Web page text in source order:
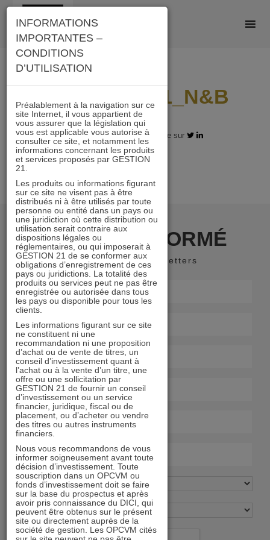
Skip
content
Laurent_5711_N&B
06.09.2018 - Partagez l'article sur
RESTER INFORMÉ
Recevoir nos newsletters
INFORMATIONS
IMPORTANTES –
CONDITIONS
D’UTILISATION
Préalablement à la navigation sur ce
site Internet, il vous appartient de
vous assurer que la législation qui
vous est applicable vous autorise à
consulter ce site, et notamment les
informations concernant les produits
et services proposés par GESTION
21.
Les produits ou informations figurant
sur ce site ne visent pas à être
distribués ni à être utilisés par toute
personne ou entité dans un pays ou
une juridiction où cette distribution ou
utilisation serait contraire aux
dispositions légales ou
réglementaires, ou qui imposerait à
GESTION 21 de se conformer aux
obligations d’enregistrement de ces
pays ou juridictions. La totalité des
produits ou services peut ne pas être
enregistrée ou autorisée dans tous
les pays ou disponible pour tous les
clients.
Les informations figurant sur ce site
ne constituent ni une
recommandation ni une proposition
d’achat ou de vente de titres, un
conseil d’investissement quant à
l’achat ou à la vente d’un titre, une
offre ou une sollicitation par
GESTION 21 de fournir un conseil
d’investissement ou un service
financier, juridique, fiscal ou de
placement, ou d’acheter ou vendre
des titres ou autres instruments
financiers.
Nous vous recommandons de vous
informer soigneusement avant toute
décision d’investissement. Toute
souscription dans un OPCVM ou
fonds d’investissement doit se faire
sur la base du prospectus et après
avoir pris connaissance du DICI, qui
peuvent être obtenus sur le présent
site ou directement auprès de la
société de gestion. Les OPCVM cités